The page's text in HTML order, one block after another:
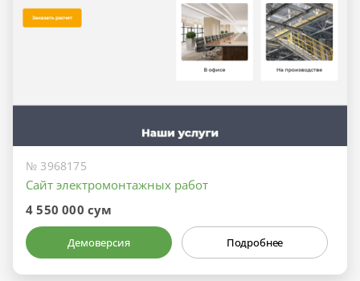
№ 3968175
Сайт электромонтажных работ
4 550 000 сум
Демоверсия Подробнее